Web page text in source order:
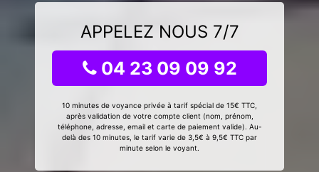
APPELEZ NOUS 7/7
04 23 09 09 92
10 minutes de voyance privée à tarif spécial de 15€ TTC,
après validation de votre compte client (nom, prénom,
téléphone, adresse, email et carte de paiement valide). Au-
delà des 10 minutes, le tarif varie de 3,5€ à 9,5€ TTC par
minute selon le voyant.